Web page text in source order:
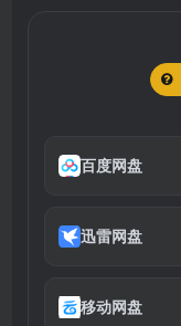
百度网盘
迅雷网盘
移动网盘